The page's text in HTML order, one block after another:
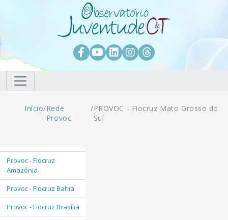
Pular para o conteúdo principal
Facebook
Youtube
LinkedIn
Instagram
Threads
Trilha de navegação
Início/Rede
Provoc
/PROVOC - Fiocruz Mato Grosso do
Sul
Provoc - Fiocruz
Amazônia
Provoc - Fiocruz Bahia
Provoc - Fiocruz Brasília